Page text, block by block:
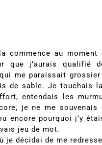
commence au
que j’aurais qualifié
me paraissait
de sable. Je touchais
entendais les
je ne me souvenais
encore pourquoi j’y
jeu de mot.
je décidai de me